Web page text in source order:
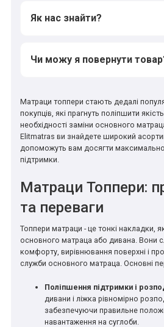
Як нас знайти?
Чи можу я повернути
Матраци топпери стають дедалі
покупців, які прагнуть поліпшити
необхідності заміни основного
Elitmatras ви знайдете широкий
допоможуть вам досягти
підтримки.
Матраци Топпери:
та переваги
Топпери матраци - це тонкі накладки,
основного матраца або дивана. Вони
комфорту, вирівнювання поверхні і
служби основного матраца. Основні
Поліпшення підтримки і
дивани і ліжка рівномірно
забезпечуючи правильне
навантаження на суглоби.